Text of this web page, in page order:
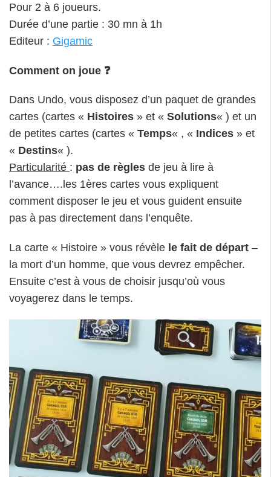
Pour 2 à 6 joueurs.
Durée d’une partie : 30 mn à 1h
Editeur : Gigamic
Comment on joue ❓
Dans Undo, vous disposez d’un paquet de grandes
cartes (cartes « Histoires » et « Solutions« ) et un
de petites cartes (cartes « Temps« , « Indices » et
« Destins« ).
Particularité : pas de règles de jeu à lire à
l’avance….les 1ères cartes vous expliquent
comment disposer le jeu et vous guident ensuite
pas à pas directement dans l’enquête.
La carte « Histoire » vous révèle le fait de départ –
la mort d’un homme, que vous devrez empêcher.
Ensuite c’est à vous de choisir jusqu’où vous
voyagerez dans le temps.